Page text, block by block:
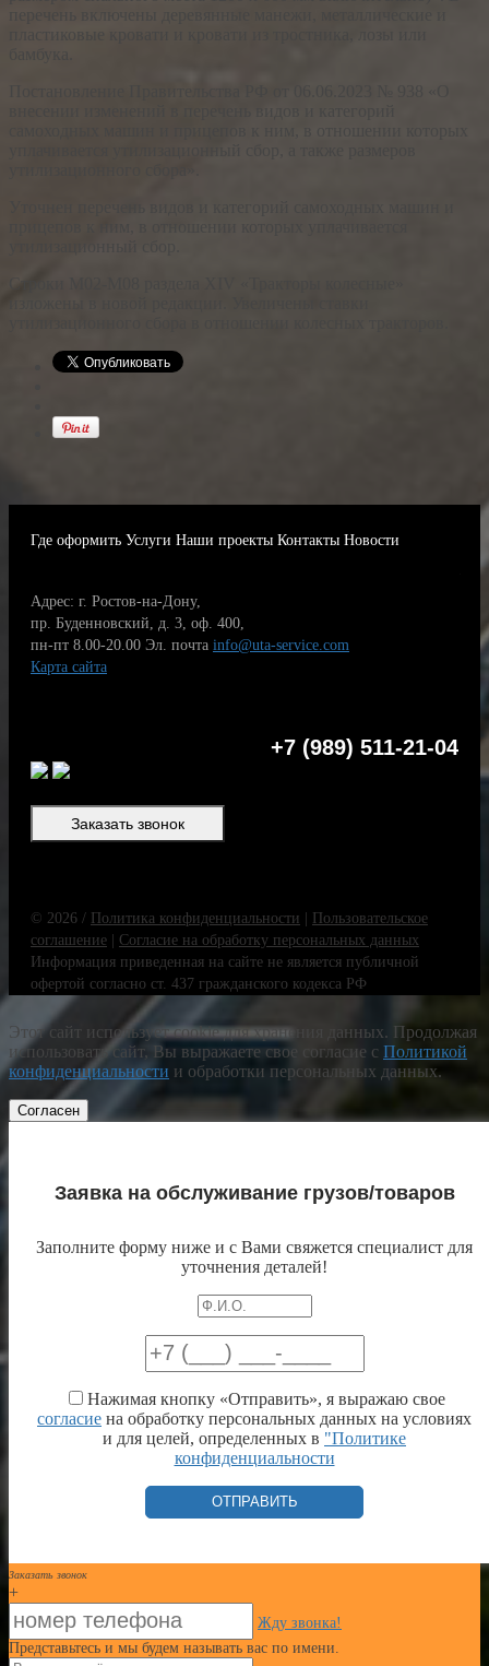
пластиковые кровати и кровати из тростника, лозы или
Где оформить Услуги Наши проекты Контакты Новости
Адрес: г. Ростов-на-Дону,
пр. Буденновский, д. 3, оф. 400,
пн-пт 8.00-20.00 Эл. почта info@uta-service.com
Карта сайта
+7 (989) 511-21-04
Заказать звонок
© 2026 / Политика конфиденциальности | Пользовательское
соглашение | Согласие на обработку персональных данных
Информация приведенная на сайте не является публичной
офертой согласно ст. 437 гражданского кодекса РФ
Этот сайт использует cookie для хранения данных. Продолжая
использовать сайт, Вы выражаете свое согласие с Политикой
конфиденциальности и обработки персональных данных.
Согласен
Заявка на обслуживание грузов/товаров
Заполните форму ниже и с Вами свяжется специалист для
уточнения деталей!
Нажимая кнопку «Отправить», я выражаю свое
согласие на обработку персональных данных на условиях
и для целей, определенных в "Политике
конфиденциальности
Заказать звонок
+
Жду звонка!
Представьтесь и мы будем называть вас по имени.